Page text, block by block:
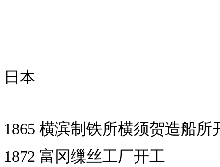
日本
1865 横滨制铁所横须贺造船
1872 富冈缫丝工厂开工